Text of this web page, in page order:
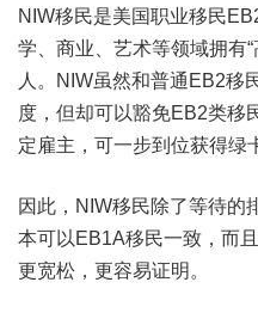
NIW移民是美国职业移民
学、商业、艺术等领域拥有“
人。NIW虽然和普通EB2移
度，但却可以豁免EB2类移
定雇主，可一步到位获得绿
因此，NIW移民除了等待的
本可以EB1A移民一致，而
更宽松，更容易证明。